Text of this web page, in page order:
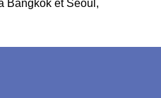
Bangkok et Séoul,